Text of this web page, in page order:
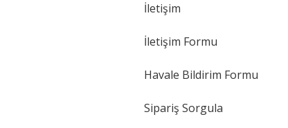
İletişim
İletişim Formu
Havale Bildirim Formu
Sipariş Sorgula